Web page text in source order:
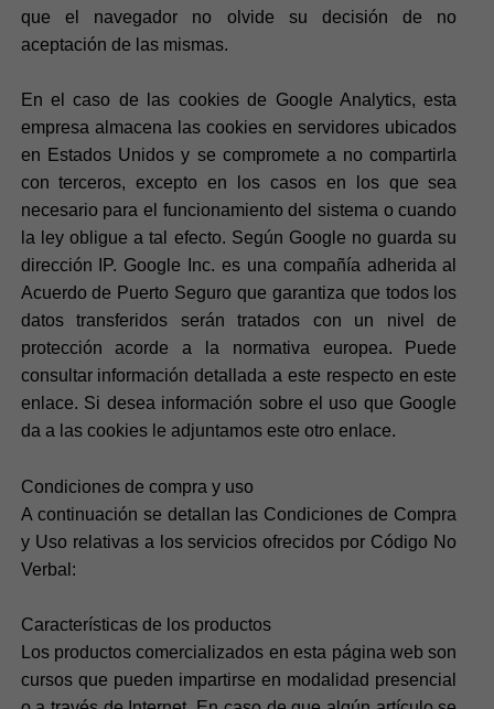
que el navegador no olvide su decisión de no
aceptación de las mismas.
En el caso de las cookies de Google Analytics, esta
empresa almacena las cookies en servidores ubicados
en Estados Unidos y se compromete a no compartirla
con terceros, excepto en los casos en los que sea
necesario para el funcionamiento del sistema o cuando
la ley obligue a tal efecto. Según Google no guarda su
dirección IP. Google Inc. es una compañía adherida al
Acuerdo de Puerto Seguro que garantiza que todos los
datos transferidos serán tratados con un nivel de
protección acorde a la normativa europea. Puede
consultar información detallada a este respecto en este
enlace. Si desea información sobre el uso que Google
da a las cookies le adjuntamos este otro enlace.
Condiciones de compra y uso
A continuación se detallan las Condiciones de Compra
y Uso relativas a los servicios ofrecidos por Código No
Verbal:
Características de los productos
Los productos comercializados en esta página web son
cursos que pueden impartirse en modalidad presencial